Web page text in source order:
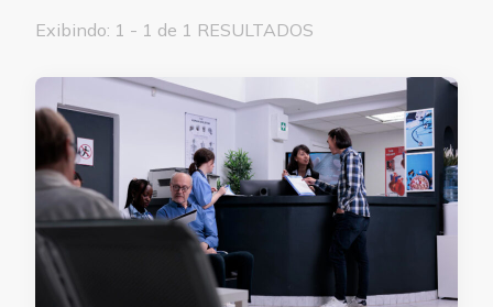
Exibindo: 1 - 1 de 1 RESULTADOS